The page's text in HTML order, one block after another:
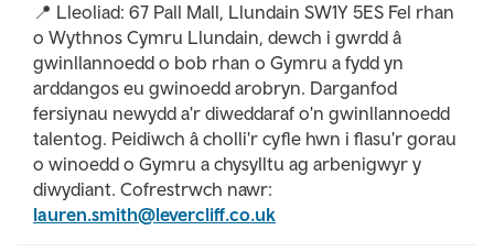
📍 Lleoliad: 67 Pall Mall, Llundain SW1Y 5ES Fel rhan
o Wythnos Cymru Llundain, dewch i gwrdd â
gwinllannoedd o bob rhan o Gymru a fydd yn
arddangos eu gwinoedd arobryn. Darganfod
fersiynau newydd a'r diweddaraf o'n gwinllannoedd
talentog. Peidiwch â cholli'r cyfle hwn i flasu'r gorau
o winoedd o Gymru a chysylltu ag arbenigwyr y
diwydiant. Cofrestrwch nawr:
lauren.smith@levercliff.co.uk